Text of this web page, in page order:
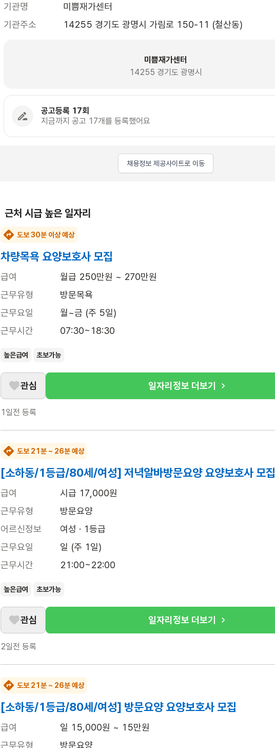
기관명
미쁨재가센터
기관주소
14255 경기도 광명시 가림로 150-11 (철산동)
미쁨재가센터
14255 경기도 광명시
공고등록 17회
지금까지 공고 17개를 등록했어요
채용정보 제공사이트로 이동
근처 시급 높은 일자리
도보 30분 이상 예상
차량목욕 요양보호사 모집
급여
월급 250만원 ~ 270만원
근무유형
방문목욕
근무요일
월~금 (주 5일)
근무시간
07:30~18:30
높은급여 초보가능
관심 일자리정보 더보기
1일전 등록
도보 21분 ~ 26분 예상
[소하동/1등급/80세/여성] 저녁알바방문요양 요양보호사 모집
급여
시급 17,000원
근무유형
방문요양
어르신정보
여성 · 1등급
근무요일
일 (주 1일)
근무시간
21:00~22:00
높은급여 초보가능
관심 일자리정보 더보기
2일전 등록
도보 21분 ~ 26분 예상
[소하동/1등급/80세/여성] 방문요양 요양보호사 모집
급여
일 15,000원 ~ 15만원
근무유형
방문요양